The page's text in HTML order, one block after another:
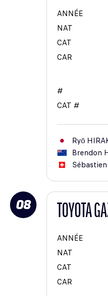
ANNÉE
NAT
CAT
CAR
#
CAT #
Ryō
Brendon
Sébastien
08 TOYOTA
ANNÉE
NAT
CAT
CAR